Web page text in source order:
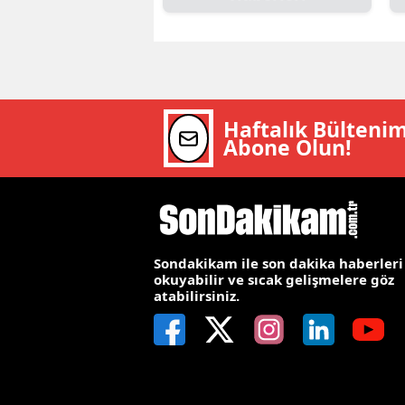
Haftalık
Abone Olun!
Sondakikam ile son dakika haberleri
okuyabilir ve sıcak gelişmelere göz
atabilirsiniz.